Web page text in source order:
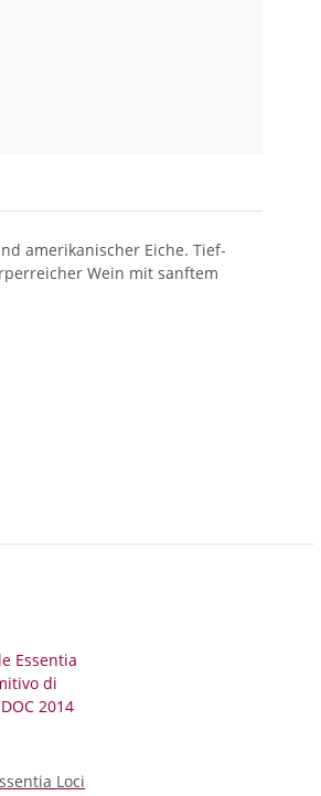
amerikanischer Eiche. Tief-
Wein mit sanftem
Loci